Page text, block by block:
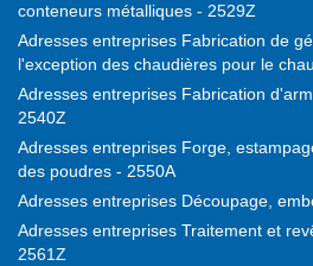
conteneurs métalliques - 2529Z
Adresses entreprises Fabrication de
l'exception des chaudières pour le
Adresses entreprises Fabrication
2540Z
Adresses entreprises Forge,
des poudres - 2550A
Adresses entreprises Découpage,
Adresses entreprises Traitement et
2561Z